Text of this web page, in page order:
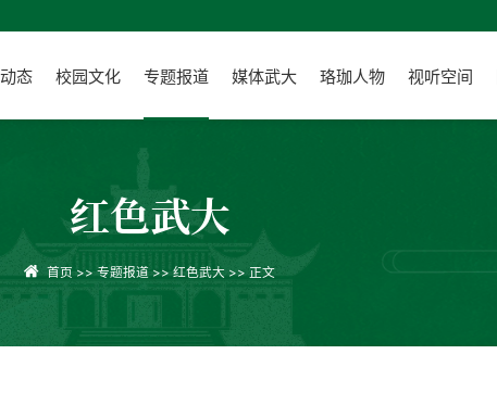
态 校园文化 专题报道 媒体武大 珞珈人物 视听空间
红色武大
首页 >>专题报道 >>红色武大 >> 正文